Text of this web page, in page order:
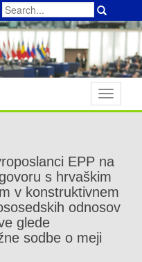
Search
for:
T
o
l
e
n
a
EPP na
s hrvaškim
v konstruktivnem
odnosov
glede
sodbe o meji